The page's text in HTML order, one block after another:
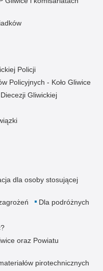
Policji
Policyjnych - Koło Gliwice
Gliwickiej
dla osoby stosującej
Dla podróżnych
oraz Powiatu
pirotechnicznych